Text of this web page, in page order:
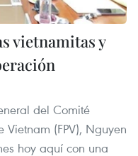
vietnamitas y
del Comité
(FPV), Nguyen
hoy aquí con una